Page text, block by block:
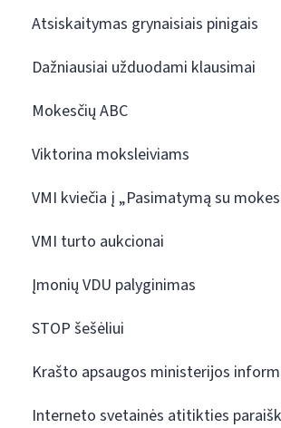
Atsiskaitymas grynaisiais pinigais
Dažniausiai užduodami klausimai
Mokesčių ABC
Viktorina moksleiviams
VMI kviečia į „Pasimatymą su
VMI turto aukcionai
Įmonių VDU palyginimas
STOP šešėliui
Krašto apsaugos ministerijos
Interneto svetainės atitikties